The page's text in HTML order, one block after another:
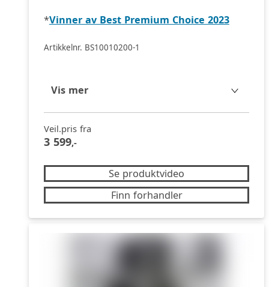
*Vinner av Best Premium Choice 2023
Artikkelnr. BS10010200-1
Vis mer
Veil.pris fra
3 599,-
Se produktvideo
Finn forhandler